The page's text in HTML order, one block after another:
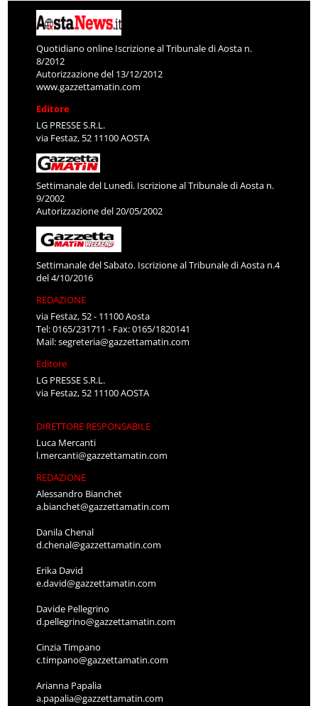
Quotidiano online Iscrizione al Tribunale di Aosta n.
8/2012
Autorizzazione del 13/12/2012
www.gazzettamatin.com
Editore
LG PRESSE S.R.L.
via Festaz, 52 11100 AOSTA
Settimanale del Lunedì. Iscrizione al Tribunale di Aosta n.
9/2002
Autorizzazione del 20/05/2002
Settimanale del Sabato. Iscrizione al Tribunale di Aosta n.4
del 4/10/2016
REDAZIONE
via Festaz, 52 - 11100 Aosta
Tel: 0165/231711 - Fax: 0165/1820141
Mail:segreteria@gazzettamatin.com
Editore
LG PRESSE S.R.L.
via Festaz, 52 11100 AOSTA
DIRETTORE RESPONSABILE
Luca Mercanti
l.mercanti@gazzettamatin.com
REDAZIONE
Alessandro Bianchet
a.bianchet@gazzettamatin.com
Danila Chenal
d.chenal@gazzettamatin.com
Erika David
e.david@gazzettamatin.com
Davide Pellegrino
d.pellegrino@gazzettamatin.com
Cinzia Timpano
c.timpano@gazzettamatin.com
Arianna Papalia
a.papalia@gazzettamatin.com